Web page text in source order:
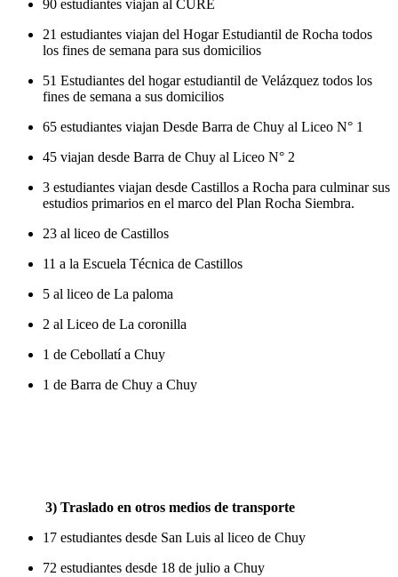
90 estudiantes viajan al CURE
21 estudiantes viajan del Hogar Estudiantil de Rocha todos
los fines de semana para sus domicilios
51 Estudiantes del hogar estudiantil de Velázquez todos los
fines de semana a sus domicilios
65 estudiantes viajan Desde Barra de Chuy al Liceo N° 1
45 viajan desde Barra de Chuy al Liceo N° 2
3 estudiantes viajan desde Castillos a Rocha para culminar sus
estudios primarios en el marco del Plan Rocha Siembra.
23 al liceo de Castillos
11 a la Escuela Técnica de Castillos
5 al liceo de La paloma
2 al Liceo de La coronilla
1 de Cebollatí a Chuy
1 de Barra de Chuy a Chuy
3) Traslado en otros medios de transporte
17 estudiantes desde San Luis al liceo de Chuy
72 estudiantes desde 18 de julio a Chuy